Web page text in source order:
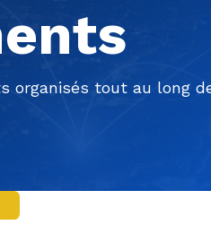
organisés tout au long